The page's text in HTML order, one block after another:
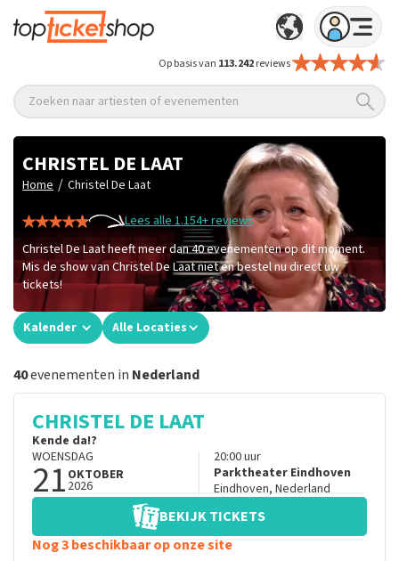
Op basis van 113.242reviews
Zoeken naar artiesten of evenementen
CHRISTEL DE LAAT
Home / Christel De Laat
Lees alle 1.154+ reviews
Christel De Laat heeft meer dan 40 evenementen op dit moment.
Mis de show van Christel De Laat niet en bestel nu direct uw
tickets!
Kalender Alle Locaties
40evenementen in Nederland
CHRISTEL DE LAAT
Kende da!?
WOENSDAG
21 OKTOBER
2026
20:00uur
Parktheater Eindhoven
Eindhoven, Nederland
BEKIJK TICKETS
Nog 3 beschikbaar op onze site